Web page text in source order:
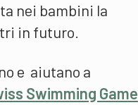
nei bambini la
in futuro.
e aiutano a
Swimming Game